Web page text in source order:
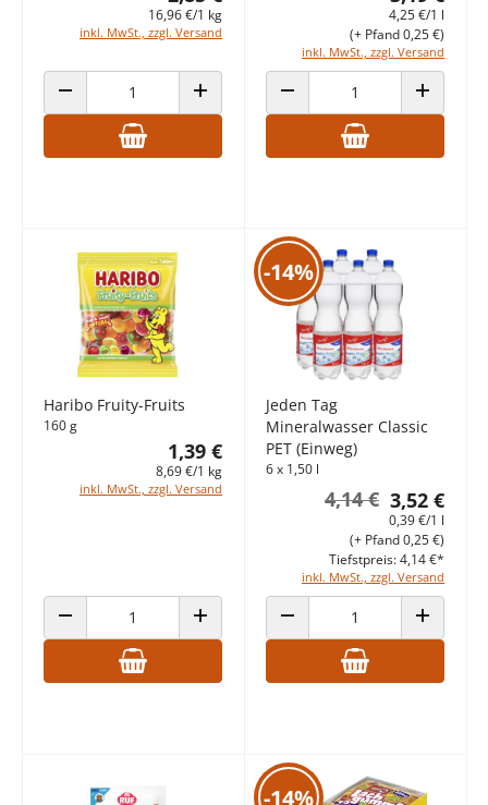
16,96 €/1 kg
inkl. MwSt., zzgl. Versand
ANZAHL VERRINGERN ANZAHL ERHÖHEN
4,25 €/1 l
inkl. MwSt., zzgl. Versand
(+ Pfand 0,25 €)
ANZAHL VERRINGERN ANZAHL
Haribo Fruity-Fruits
160 g
1,39 €
8,69 €/1 kg
inkl. MwSt., zzgl. Versand
ANZAHL VERRINGERN ANZAHL ERHÖHEN
-14%
Jeden Tag
Mineralwasser Classic
PET (Einweg)
6 x 1,50 l
3,52 €
4,14 €
0,39 €/1 l
inkl. MwSt., zzgl. Versand
(+ Pfand 0,25 €)
Tiefstpreis: 4,14 €*
ANZAHL VERRINGERN ANZAHL
-14%